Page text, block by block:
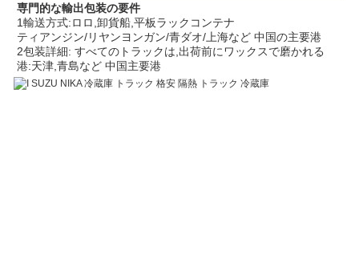
専門的な輸出包装の要件
1輸送方式:ロロ,卸貨船,平板ラックコンテナ
ティアンジン/リヤンヨンガン/青ダオ/上海など 中国の主要港
2包装詳細: すべてのトラックは,出荷前にワックスで磨かれる
港:天津,青島など 中国主要港